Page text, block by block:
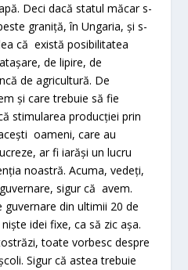
Deci dacă statul măcar s-
graniță, în Ungaria, și s-
că există posibilitatea
de lipire, de
de agricultură. De
și care trebuie să fie
stimularea producției prin
oameni, care au
ar fi iarăși un lucru
noastră. Acuma, vedeți,
sigur că avem.
din ultimii 20 de
idei fixe, ca să zic așa.
toate vorbesc despre
Sigur că astea trebuie